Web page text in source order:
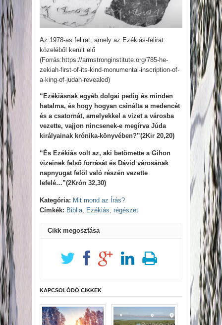
Az 1978-as felirat, amely az Ezékiás-felirat
közeléből került elő
(Forrás:https://armstronginstitute.org/785-he-
zekiah-first-of-its-kind-monumental-inscription-of-
a-king-of-judah-revealed)
“Ezékiásnak egyéb dolgai pedig és minden
hatalma, és hogy hogyan csinálta a medencét
és a csatornát, amelyekkel a vizet a városba
vezette, vajjon nincsenek-e megírva Júda
királyainak krónika-könyvében?”(2Kir 20,20)
“És Ezékiás volt az, aki betömette a Gihon
vizeinek felső forrását és Dávid városának
napnyugat felől való részén vezette
lefelé…”(2Krón 32,30)
Kategória: Mit mond az Írás?
Címkék: Biblia Ezékiás régészet
Cikk megosztása
KAPCSOLÓDÓ CIKKEK